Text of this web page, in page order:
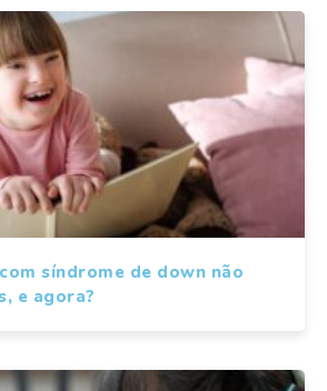
síndrome de down não
e agora?